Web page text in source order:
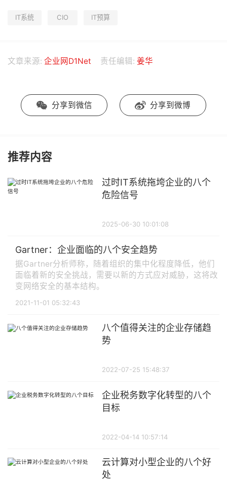
IT系统 CIO IT预算
文章来源: 企业网D1Net 责任编辑: 姜华
分享到微信 分享到微博
推荐内容
过时IT系统拖垮企业的八个
危险信号
2025-06-30 10:01:08
Gartner：企业面临的八个安全趋势
据Gartner分析师称，随着组织的集中化程度降低，他们
面临着新的安全挑战，需要以新的方式应对威胁，这将改
变网络安全的基本结构。
2021-11-01 05:32:43
八个值得关注的企业存储趋
势
2022-07-25 15:48:37
企业税务数字化转型的八个
目标
2022-04-14 10:57:14
云计算对小型企业的八个好
处